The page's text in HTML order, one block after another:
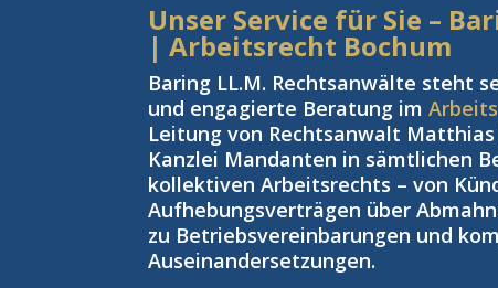
Unser Service für Sie –
| Arbeitsrecht Bochum
Baring LL.M. Rechtsanwälte steht
und engagierte Beratung im
Leitung von Rechtsanwalt
Kanzlei Mandanten in sämtlichen
kollektiven Arbeitsrechts – von
Aufhebungsverträgen über
zu Betriebsvereinbarungen und
Auseinandersetzungen.